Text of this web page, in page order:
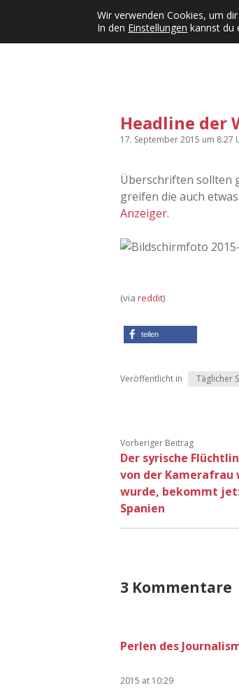
Kategorien Dropdown-Menü
KFMW-Disco
Headline der
17. September 2015 um 8:27
Überschriften sollten
greifen die auch
Anzeiger.
(via reddit)
teilen
Veröffentlicht in Täglicher
Vorheriger Beitrag
Der syrische
von der
wurde, bekommt
Spanien
3 Kommentare
Perlen des
2015 at 10:29
Wir verwenden Cookies, um
In den Einstellungen kannst du